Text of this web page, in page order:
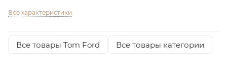
Все характеристики
Все товары Tom Ford Все товары категории